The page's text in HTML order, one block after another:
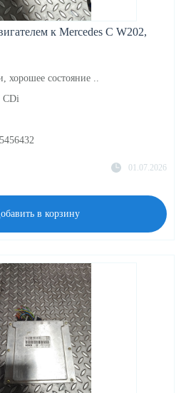
к Mercedes C W202,
хорошее состояние ..
CDi
01.07.2026
в корзину